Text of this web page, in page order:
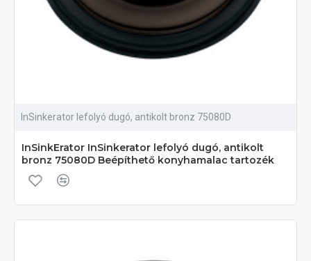
InSinkerator lefolyó dugó, antikolt bronz 75080D
InSinkErator InSinkerator lefolyó dugó, antikolt
bronz 75080D Beépíthető konyhamalac tartozék